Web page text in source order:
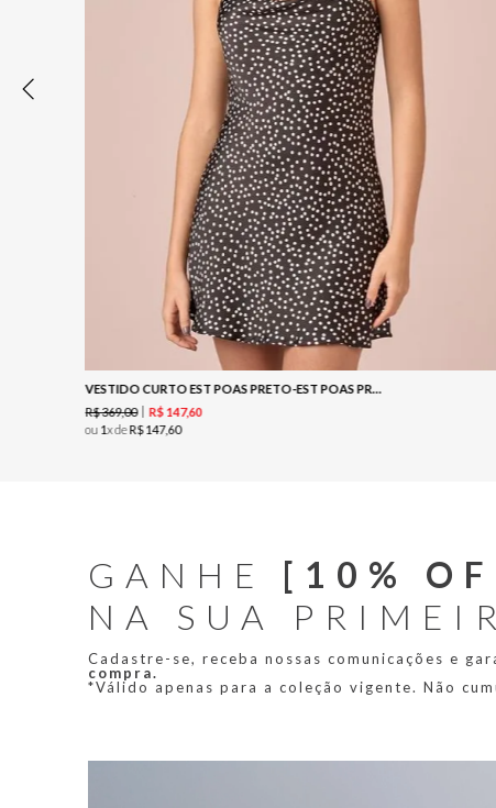
VESTIDO CURTO EST POAS PRETO-EST POAS PRETO
R$369,00 R$ 147,60
ou 1x deR$147,60
GANHE [10%
NA SUA
Cadastre-se, receba nossas comunicações e
compra.
*Válido apenas para a coleção vigente. Não